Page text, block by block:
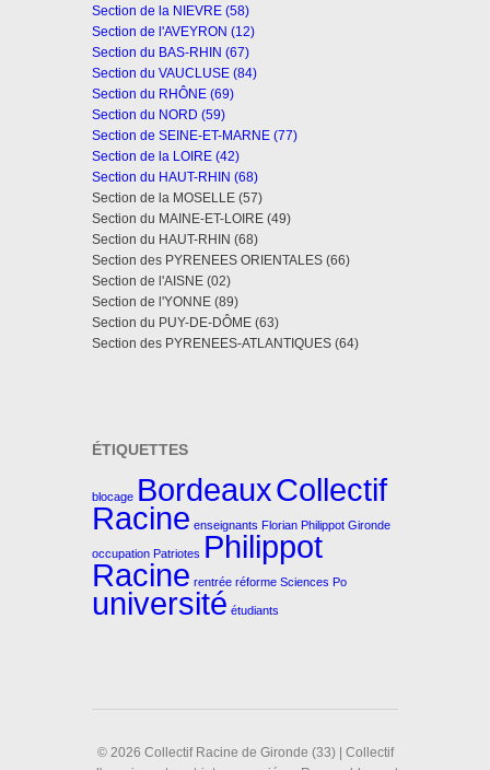
Section de la NIEVRE (58)
Section de l'AVEYRON (12)
Section du BAS-RHIN (67)
Section du VAUCLUSE (84)
Section du RHÔNE (69)
Section du NORD (59)
Section de SEINE-ET-MARNE (77)
Section de la LOIRE (42)
Section du HAUT-RHIN (68)
Section de la MOSELLE (57)
Section du MAINE-ET-LOIRE (49)
Section du HAUT-RHIN (68)
Section des PYRENEES ORIENTALES (66)
Section de l'AISNE (02)
Section de l'YONNE (89)
Section du PUY-DE-DÔME (63)
Section des PYRENEES-ATLANTIQUES (64)
ÉTIQUETTES
blocage BordeauxCollectif
Racine enseignants Florian Philippot Gironde
occupation Patriotes Philippot
Racine rentrée réforme Sciences Po
université étudiants
© 2026 Collectif Racine de Gironde (33) | Collectif